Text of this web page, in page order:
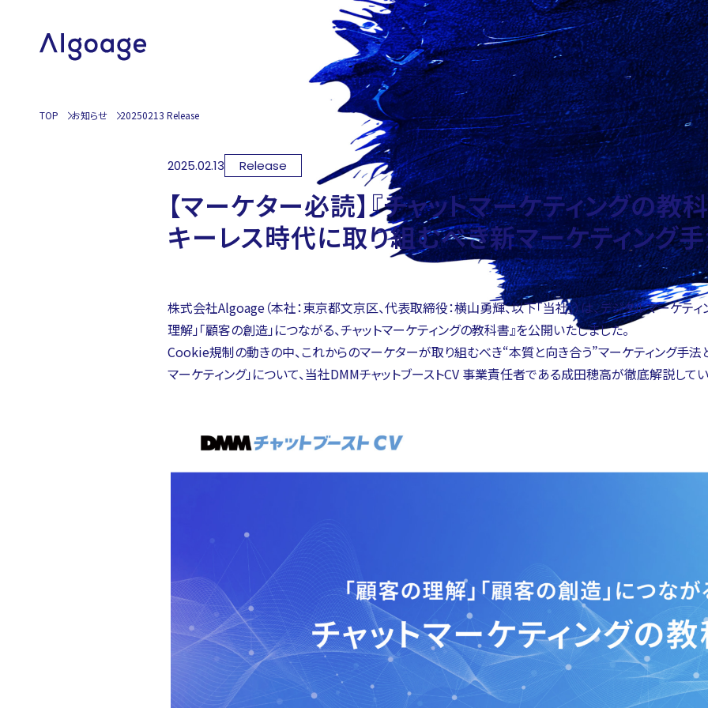
TOP お知らせ 20250213 Release
2025.02.13 Release
【マーケター必読】『チャットマーケティングの教
キーレス時代に取り組むべき新マーケティング
株式会社Algoage（本社：東京都文京区、代表取締役：横山勇輝、以下「当社」）は、デジタルマーケテ
理解」「顧客の創造」につながる、チャットマーケティングの教科書』を公開いたしました。
Cookie規制の動きの中、これからのマーケターが取り組むべき“本質と向き合う”マーケティング手法
マーケティング」について、当社DMMチャットブーストCV 事業責任者である成田穂高が徹底解説してい